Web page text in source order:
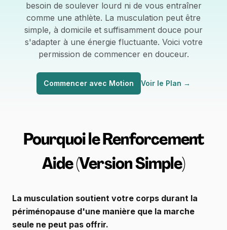
besoin de soulever lourd ni de vous entraîner
comme une athlète. La musculation peut être
simple, à domicile et suffisamment douce pour
s'adapter à une énergie fluctuante. Voici votre
permission de commencer en douceur.
Commencer avec Motion Voir le Plan →
Pourquoi le Renforcement
Aide (Version Simple)
La musculation soutient votre corps durant la
périménopause d'une manière que la marche
seule ne peut pas offrir.